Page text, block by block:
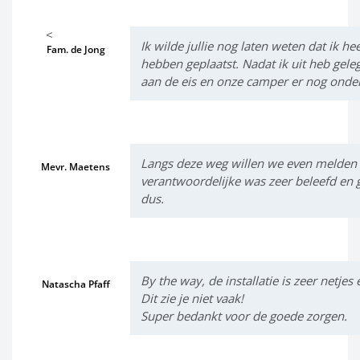
<
Fam. de Jong
Ik wilde jullie nog laten weten dat ik
hebben geplaatst. Nadat ik uit heb
aan de eis en onze camper er nog
Mevr. Maetens
Langs deze weg willen we even
verantwoordelijke was zeer beleefd en
dus.
Natascha Pfaff
By the way, de installatie is zeer
Dit zie je niet vaak!
Super bedankt voor de goede zorgen.